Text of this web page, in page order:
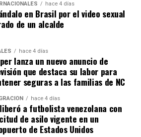
hace 4 días
en Brasil por el video sexual
de un alcalde
hace 4 días
lanza un nuevo anuncio de
que destaca su labor para
seguras a las familias de NC
hace 4 días
liberó a futbolista venezolana con
de asilo vigente en un
de Estados Unidos